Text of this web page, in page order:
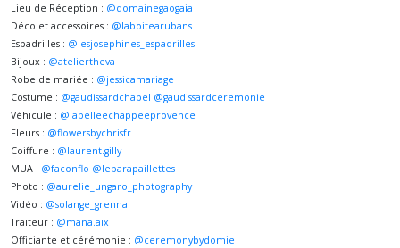
Lieu de Réception : @domainegaogaia
Déco et accessoires : @laboitearubans
Espadrilles : @lesjosephines_espadrilles
Bijoux : @ateliertheva
Robe de mariée : @jessicamariage
Costume : @gaudissardchapel @gaudissardceremonie
Véhicule : @labelleechappeeprovence
Fleurs : @flowersbychrisfr
Coiffure : @laurent.gilly
MUA : @faconflo @lebarapaillettes
Photo : @aurelie_ungaro_photography
Vidéo : @solange_grenna
Traiteur : @mana.aix
Officiante et cérémonie : @ceremonybydomie